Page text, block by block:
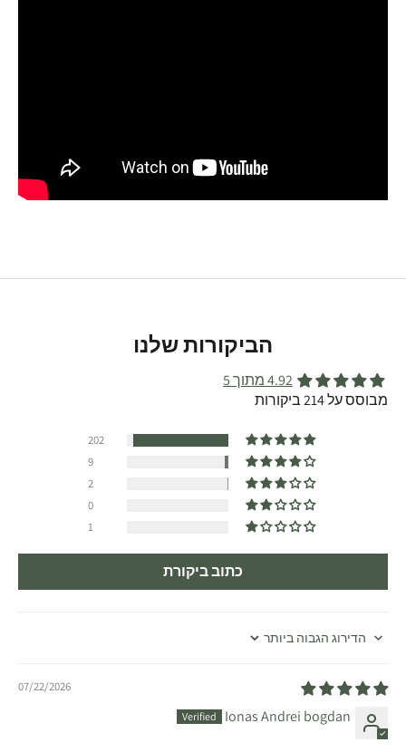
הביקורות שלנו
4.92 מתוך 5
מבוסס על 214 ביקורות
202
9
2
0
1
כתוב ביקורת
Sort by
07/22/2026
Ionas Andrei bogdan